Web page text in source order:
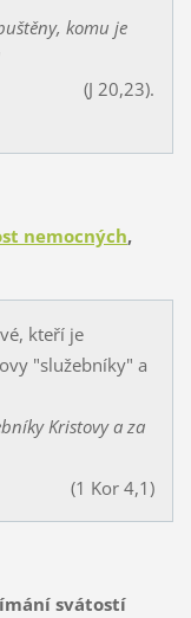
komu je
(J 20,23).
nemocných,
kteří je
"služebníky" a
Kristovy a za
(1 Kor 4,1)
svátostí